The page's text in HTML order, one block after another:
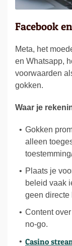
Facebook
Meta, het
en Whatsapp,
voorwaarden
gokken.
Waar je
Gokken
alleen
Plaats je
beleid vaak
geen directe
Content
no-go.
Casino